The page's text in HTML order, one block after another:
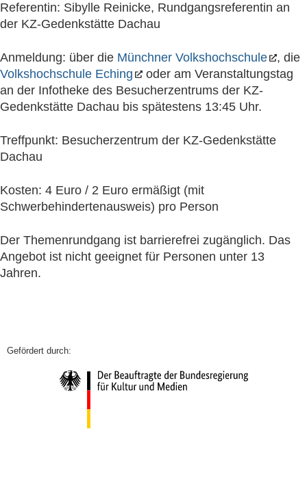
Referentin: Sibylle Reinicke, Rundgangsreferentin an
der KZ-Gedenkstätte Dachau
Anmeldung: über die Münchner Volkshochschule
, die
Volkshochschule Eching
oder am Veranstaltungstag
an der Infotheke des Besucherzentrums der KZ-
Gedenkstätte Dachau bis spätestens 13:45 Uhr.
Treffpunkt: Besucherzentrum der KZ-Gedenkstätte
Dachau
Kosten: 4 Euro / 2 Euro ermäßigt (mit
Schwerbehindertenausweis) pro Person
Der Themenrundgang ist barrierefrei zugänglich. Das
Angebot ist nicht geeignet für Personen unter 13
Jahren.